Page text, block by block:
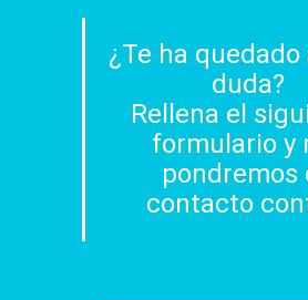
¿Te ha
duda?
Rellena el
formulario y
pondremos
contacto